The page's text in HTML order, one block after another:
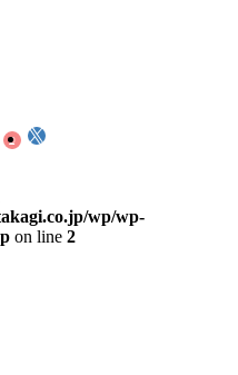
wp/wp-
on line 2